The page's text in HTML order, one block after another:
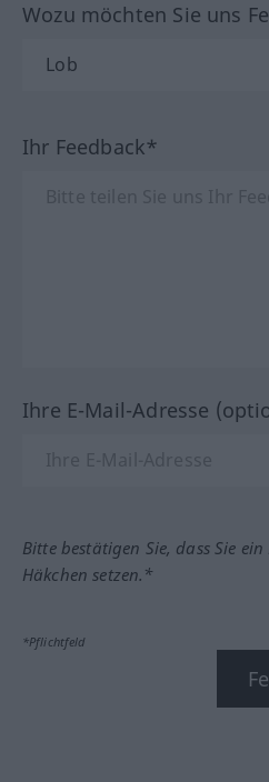
Wozu möchten Sie uns
Ihr Feedback*
Ihre E-Mail-Adresse
Bitte bestätigen Sie, dass Sie
Häkchen setzen.*
*Pflichtfeld